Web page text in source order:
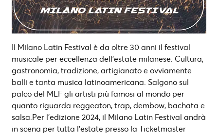
Il Milano Latin Festival è da oltre 30 anni il festival
musicale per eccellenza dell’estate milanese. Cultura,
gastronomia, tradizione, artigianato e ovviamente
balli e tanta musica latinoamericana. Salgono sul
palco del MLF gli artisti più famosi al mondo per
quanto riguarda reggeaton, trap, dembow, bachata e
salsa.Per l’edizione 2024, il Milano Latin Festival andrà
in scena per tutta l’estate presso la Ticketmaster